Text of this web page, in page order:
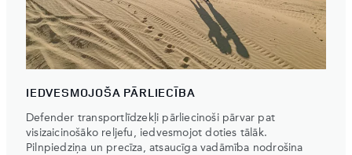
IEDVESMOJOŠA PĀRLIECĪBA
Defender transportlīdzekļi pārliecinoši pārvar pat
visizaicinošāko reljefu, iedvesmojot doties tālāk.
Pilnpiedziņa un precīza, atsaucīga vadāmība nodrošina